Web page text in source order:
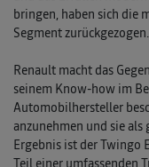
bringen, haben sich die
Segment zurückgezogen.
Renault macht das
seinem Know-how im
Automobilhersteller
anzunehmen und sie als
Ergebnis ist der Twingo
Teil einer umfassenden